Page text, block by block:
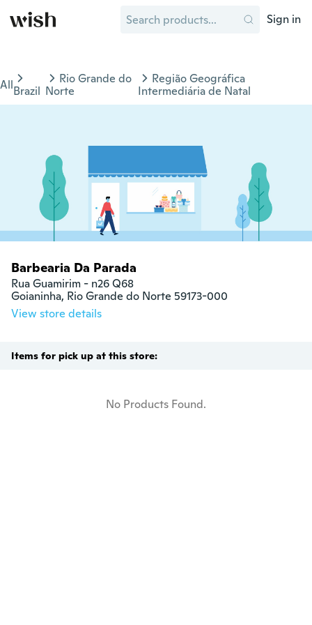
Sign in
AllBrazil
Rio Grande do
Norte
Região Geográfica
Intermediária de Natal
Barbearia Da Parada
Rua Guamirim - n26 Q68
Goianinha, Rio Grande do Norte 59173-000
View store details
Items for pick up at this store:
No Products Found.